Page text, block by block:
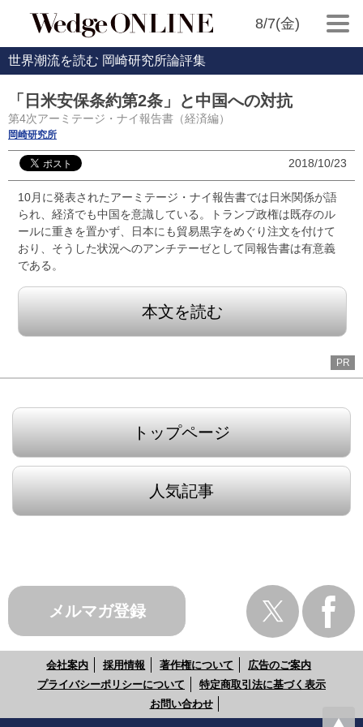
8/7(金)
世界潮流を読む 岡崎研究所論評集
「日米安保条約第2条」と中国への対抗
第4次アーミテージ・ナイ報告書（経済編）
岡崎研究所
2018/10/23
10月に発表されたアーミテージ・ナイ報告書では日米関係が語
られ、経済でも中国を意識している。トランプ政権は既存のル
ールに重きを置かず、日本にも貿易黒字をめぐり注文を付けて
おり、そうした状況へのアンチテーゼとして同報告書は有意義
である。
本文を読む
PR
トップページ
人気記事
メルマガ登録
会社案内 採用情報 著作権について
広告のご案内
プライバシーポリシーについて
特定商取引法に基づく表示
お問い合わせ